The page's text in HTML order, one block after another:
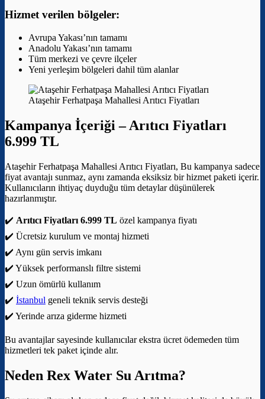
Hizmet verilen bölgeler:
Avrupa Yakası’nın tamamı
Anadolu Yakası’nın tamamı
Tüm merkezi ve çevre ilçeler
Yeni yerleşim bölgeleri dahil tüm alanlar
Ataşehir Ferhatpaşa Mahallesi Arıtıcı Fiyatları
Kampanya İçeriği –Arıtıcı Fiyatları
6.999 TL
Ataşehir Ferhatpaşa Mahallesi Arıtıcı Fiyatları, Bu kampanya sadece
fiyat avantajı sunmaz, aynı zamanda eksiksiz bir hizmet paketi içerir.
Kullanıcıların ihtiyaç duyduğu tüm detaylar düşünülerek
hazırlanmıştır.
✔️ Arıtıcı Fiyatları 6.999 TL özel kampanya fiyatı
✔️ Ücretsiz kurulum ve montaj hizmeti
✔️ Aynı gün servis imkanı
✔️ Yüksek performanslı filtre sistemi
✔️ Uzun ömürlü kullanım
✔️ İstanbul geneli teknik servis desteği
✔️ Yerinde arıza giderme hizmeti
Bu avantajlar sayesinde kullanıcılar ekstra ücret ödemeden tüm
hizmetleri tek paket içinde alır.
Neden Rex Water Su Arıtma?